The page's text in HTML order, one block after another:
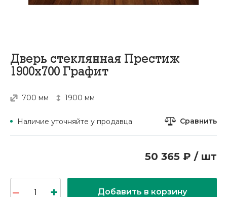
Дверь стеклянная Престиж
1900х700 Графит
700 мм 1900 мм
Наличие уточняйте у продавца Сравнить
50 365 ₽ / шт
Добавить в корзину